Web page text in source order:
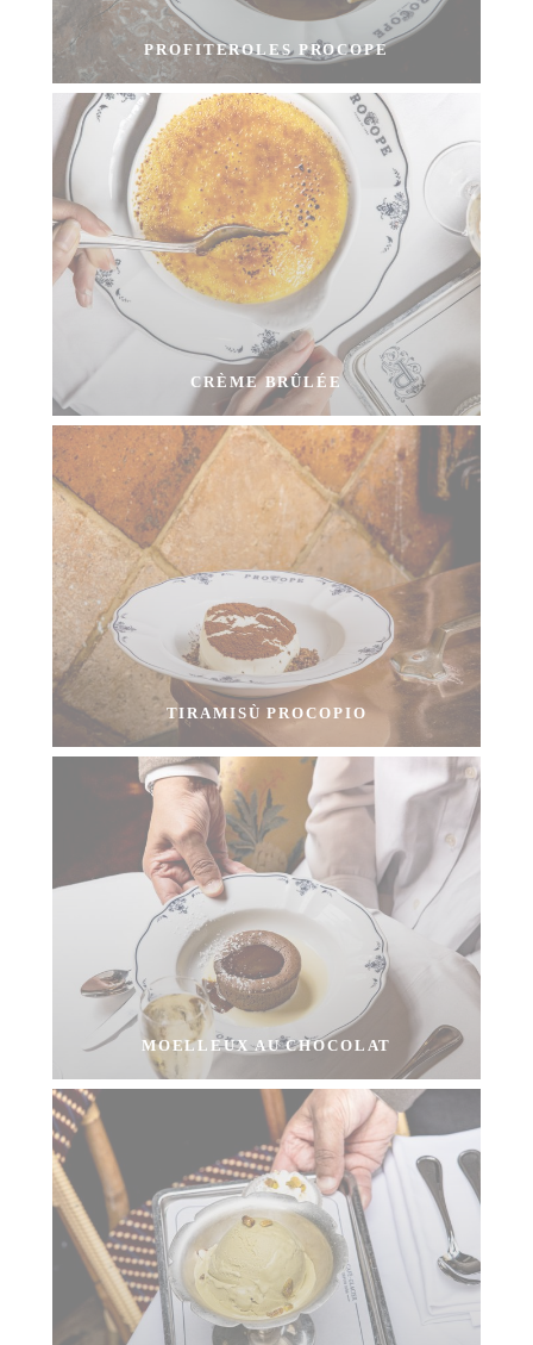
PROFITEROLES PROCOPE
CRÈME BRÛLÉE
TIRAMISÙ PROCOPIO
MOELLEUX AU CHOCOLAT